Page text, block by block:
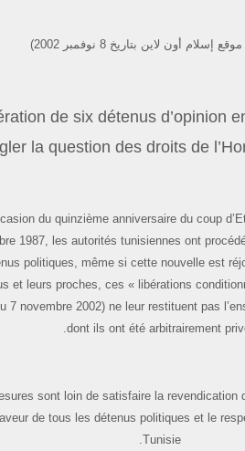
بتاريخ 8 نوفمبر 2002)
La libération de six détenus
de régler la question des
A l’occasion du quinzième anniversaire
novembre 1987, les autorités tunisiennes
détenus politiques, même si cette
détenus et leurs proches, ces «
l’AFP du 7 novembre 2002) ne leur
dont ils ont été
Ces mesures sont loin de satisfaire la
en faveur de tous les détenus